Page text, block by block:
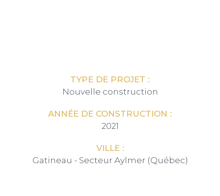
TYPE DE PROJET :
Nouvelle construction
ANNÉE DE CONSTRUCTION :
2021
VILLE :
Gatineau - Secteur Aylmer (Québec)